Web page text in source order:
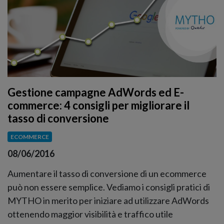
Gestione campagne AdWords ed E-
commerce: 4 consigli per migliorare il
tasso di conversione
ECOMMERCE
08/06/2016
Aumentare il tasso di conversione di un ecommerce
può non essere semplice. Vediamo i consigli pratici di
MYTHO in merito per iniziare ad utilizzare AdWords
ottenendo maggior visibilità e traffico utile